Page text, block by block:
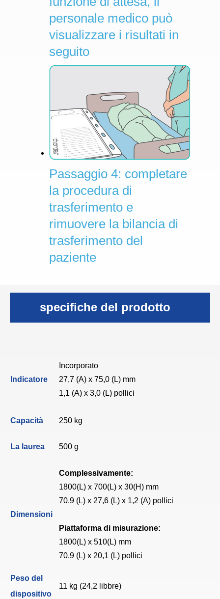
personale medico può
visualizzare i risultati in
seguito
Passaggio 4: completare
la procedura di
trasferimento e
rimuovere la bilancia di
trasferimento del
paziente
specifiche del prodotto
Indicatore
Incorporato
27,7 (A) x 75,0 (L) mm
1,1 (A) x 3,0 (L) pollici
Capacità 250 kg
La laurea 500 g
Dimensioni
Complessivamente:
1800(L) x 700(L) x 30(H) mm
70,9 (L) x 27,6 (L) x 1,2 (A) pollici
Piattaforma di misurazione:
1800(L) x 510(L) mm
70,9 (L) x 20,1 (L) pollici
Peso del
dispositivo
11 kg (24,2 libbre)